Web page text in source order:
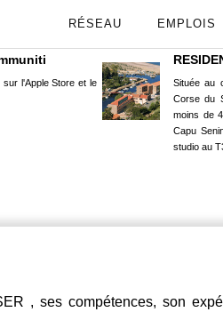
RÉSEAU EMPLOIS
sur l'Apple Store et le
Située au
Corse du
moins de
Capu
studio au
, ses compétences, son